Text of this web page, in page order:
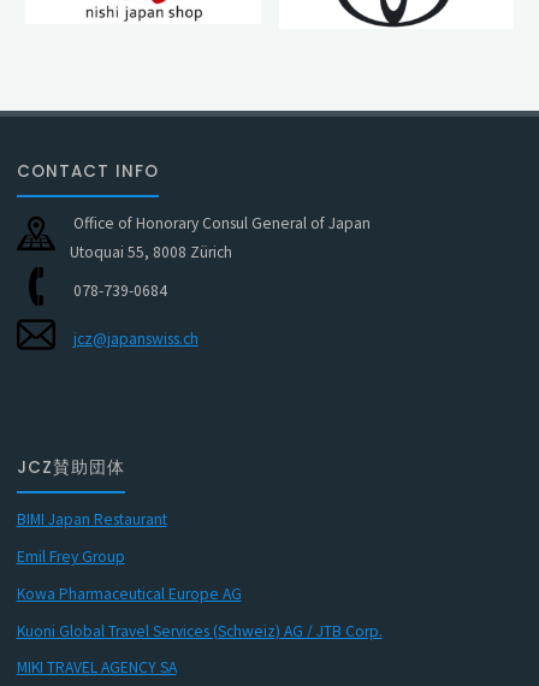
CONTACT INFO
Office of Honorary Consul General of Japan
Utoquai 55, 8008 Zürich
078-739-0684
jcz@japanswiss.ch
JCZ賛助団体
BIMI Japan Restaurant
Emil Frey Group
Kowa Pharmaceutical Europe AG
Kuoni Global Travel Services (Schweiz) AG / JTB Corp.
MIKI TRAVEL AGENCY SA